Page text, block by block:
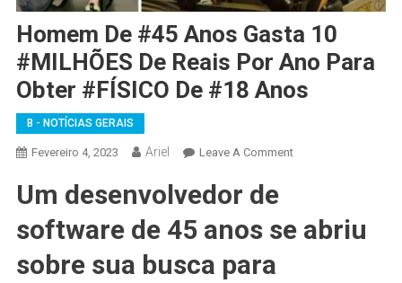
Homem De #45 Anos Gasta 10
#MILHÕES De Reais Por Ano Para
Obter #FÍSICO De #18 Anos
B - NOTÍCIAS GERAIS
Fevereiro 4, 2023 Ariel Leave A CommentOn
Anos
Um desenvolvedor de
software de 45 anos se abriu
sobre sua busca para